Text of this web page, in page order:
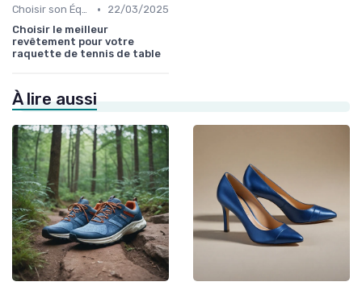
Choisir son Équipement Sportif •
22/03/2025
Choisir le meilleur
revêtement pour votre
raquette de tennis de table
À lire aussi